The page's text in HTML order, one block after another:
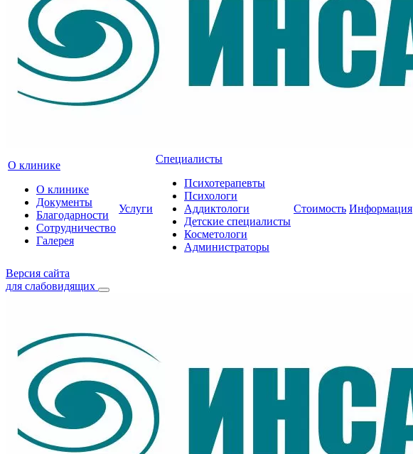
О клинике
О клинике
Документы
Благодарности
Сотрудничество
Галерея
Услуги
Специалисты
Психотерапевты
Психологи
Аддиктологи
Детские специалисты
Косметологи
Администраторы
Стоимость Информация
Версия сайта
для слабовидящих